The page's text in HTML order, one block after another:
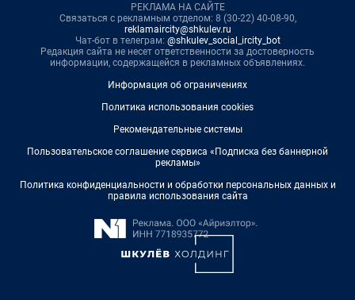
РЕКЛАМА НА САЙТЕ
Связаться с рекламным отделом: 8 (30-22) 40-08-90,
reklamaircity@shkulev.ru
Чат-бот в телеграм: @shkulev_social_ircity_bot
Редакция сайта не несет ответственности за достоверность
информации, содержащейся в рекламных объявлениях.
Информация об ограничениях
Политика использования cookies
Рекомендательные системы
Пользовательское соглашение сервиса «Подписка без баннерной
рекламы»
Политика конфиденциальности и обработки персональных данных и
правила использования сайта